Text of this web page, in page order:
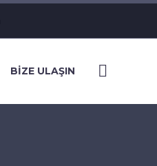
BIZE ULAŞIN